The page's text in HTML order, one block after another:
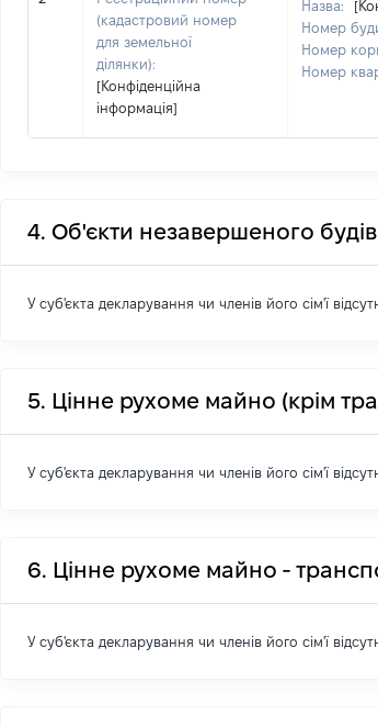
(кадастровий номер
для земельної
ділянки):
[Конфіденційна
інформація]
Назва:
Номер
Номер
Номер
4. Об'єкти незавершеного
У суб'єкта декларування чи членів його сім'ї
5. Цінне рухоме майно (крім
У суб'єкта декларування чи членів його сім'ї
6. Цінне рухоме майно -
У суб'єкта декларування чи членів його сім'ї